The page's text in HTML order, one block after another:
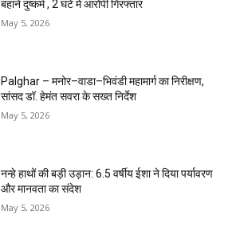
बहाने दुष्कर्म , 2 घंटे में आरोपी गिरफ्तार
May 5, 2026
Palghar – मनोर–वाडा–भिवंडी महामार्ग का निरीक्षण,
सांसद डॉ. हेमंत सवरा के सख्त निर्देश
May 5, 2026
नन्हे हाथों की बड़ी उड़ान: 6.5 वर्षीय ईशा ने दिया पर्यावरण
और मानवता का संदेश
May 5, 2026